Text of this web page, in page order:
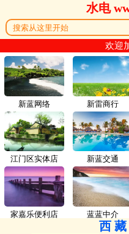
水电
欢迎
新蓝网络 新雷商行
江门区实体店 新蓝交通
家嘉乐便利店 蓝蓝中介
西